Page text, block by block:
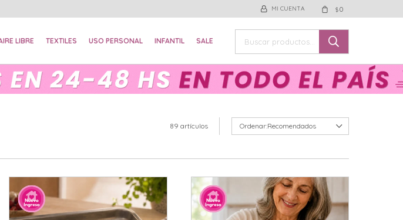
LIBRE TEXTILES USO PERSONAL INFANTIL SALE
$0
89 artículos Recomendados